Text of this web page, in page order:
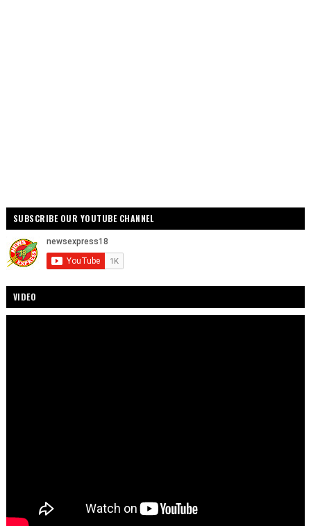
SUBSCRIBE OUR YOUTUBE CHANNEL
VIDEO